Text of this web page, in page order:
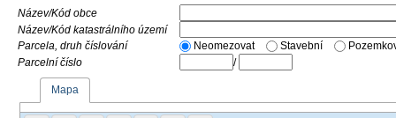
Název/Kód obce
Název/Kód katastrálního území
Parcela, druh číslování
Neomezovat Stavební
Parcelní číslo
/
Mapa